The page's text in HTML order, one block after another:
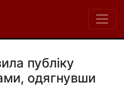
публіку
одягнувши